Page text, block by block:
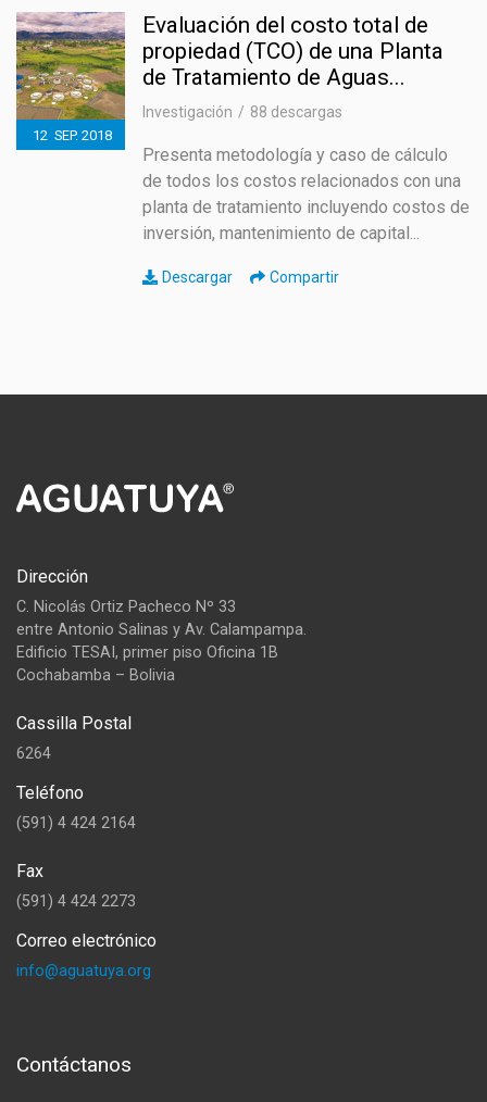
12 SEP. 2018
Evaluación del costo total de
propiedad (TCO) de una Planta
de Tratamiento de Aguas...
Investigación 88 descargas
Presenta metodología y caso de cálculo
de todos los costos relacionados con una
planta de tratamiento incluyendo costos de
inversión, mantenimiento de capital...
Descargar Compartir
Dirección
C. Nicolás Ortiz Pacheco Nº 33
entre Antonio Salinas y Av. Calampampa.
Edificio TESAI, primer piso Oficina 1B
Cochabamba – Bolivia
Cassilla Postal
6264
Teléfono
(591) 4 424 2164
Fax
(591) 4 424 2273
Correo electrónico
info@aguatuya.org
Contáctanos